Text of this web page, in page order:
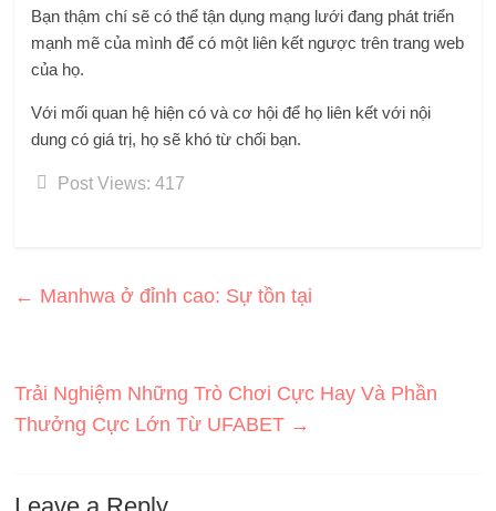
Bạn thậm chí sẽ có thể tận dụng mạng lưới đang phát triển
mạnh mẽ của mình để có một liên kết ngược trên trang web
của họ.
Với mối quan hệ hiện có và cơ hội để họ liên kết với nội
dung có giá trị, họ sẽ khó từ chối bạn.
Post Views: 417
← Manhwa ở đỉnh cao: Sự tồn tại
Trải Nghiệm Những Trò Chơi Cực Hay Và Phần
Thưởng Cực Lớn Từ UFABET →